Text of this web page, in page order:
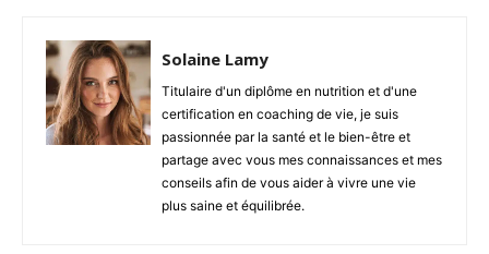
Solaine Lamy
Titulaire d'un diplôme en nutrition et d'une
certification en coaching de vie, je suis
passionnée par la santé et le bien-être et
partage avec vous mes connaissances et mes
conseils afin de vous aider à vivre une vie
plus saine et équilibrée.